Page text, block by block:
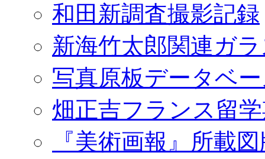
和田新調査撮影記録
新海竹太郎関連ガ
写真原板データベ
畑正吉フランス留
『美術画報』所載